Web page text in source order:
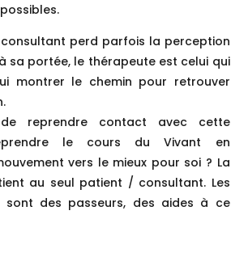
perd parfois la perception
sa portée, le thérapeute est celui qui
montrer le chemin pour retrouver
reprendre contact avec cette
le cours du Vivant en
vers le mieux pour soi ? La
au seul patient / consultant. Les
sont des passeurs, des aides à ce